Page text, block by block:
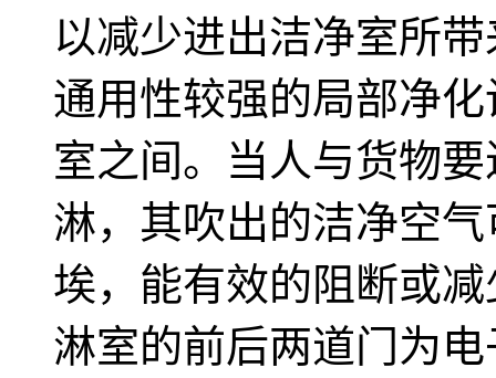
以减少进出洁净室所
通用性较强的局部净
室之间。当人与货物
淋，其吹出的洁净空
埃，能有效的阻断或
淋室的前后两道门为